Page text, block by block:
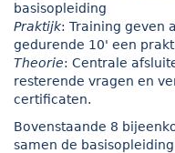
basisopleiding
Praktijk: Training geven
gedurende 10' een
Theorie: Centrale
resterende vragen en
certificaten.
Bovenstaande 8
samen de